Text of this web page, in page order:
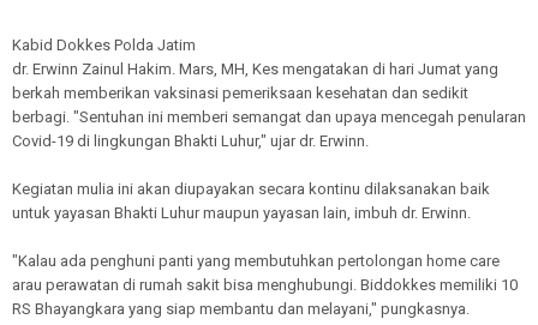
Kabid Dokkes Polda Jatim
dr. Erwinn Zainul Hakim. Mars, MH, Kes mengatakan di hari Jumat yang
berkah memberikan vaksinasi pemeriksaan kesehatan dan sedikit
berbagi. "Sentuhan ini memberi semangat dan upaya mencegah penularan
Covid-19 di lingkungan Bhakti Luhur," ujar dr. Erwinn.
Kegiatan mulia ini akan diupayakan secara kontinu dilaksanakan baik
untuk yayasan Bhakti Luhur maupun yayasan lain, imbuh dr. Erwinn.
"Kalau ada penghuni panti yang membutuhkan pertolongan home care
arau perawatan di rumah sakit bisa menghubungi. Biddokkes memiliki 10
RS Bhayangkara yang siap membantu dan melayani," pungkasnya.